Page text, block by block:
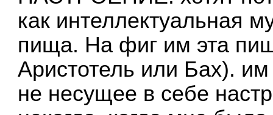
как интеллектуальная
пища. На фиг им эта
Аристотель или Бах).
не несущее в себе